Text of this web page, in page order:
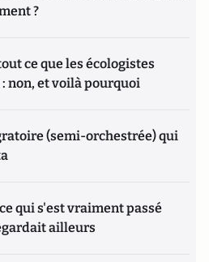
?
ce que les écologistes
non, et voilà pourquoi
(semi-orchestrée) qui
qui s'est vraiment passé
ailleurs